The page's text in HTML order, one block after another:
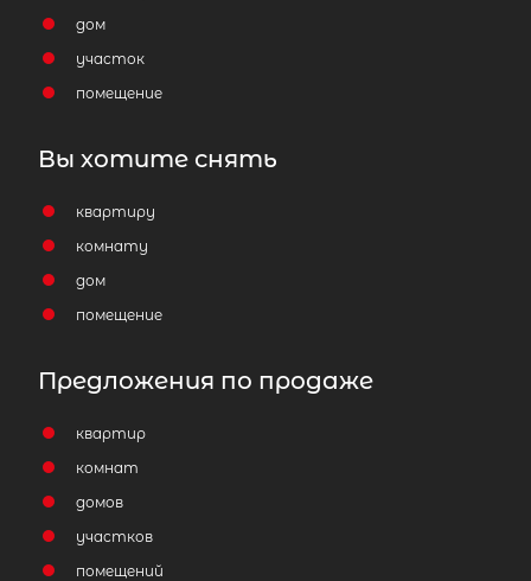
дом
участок
помещение
Вы хотите снять
квартиру
комнату
дом
помещение
Предложения по продаже
квартир
комнат
домов
участков
помещений